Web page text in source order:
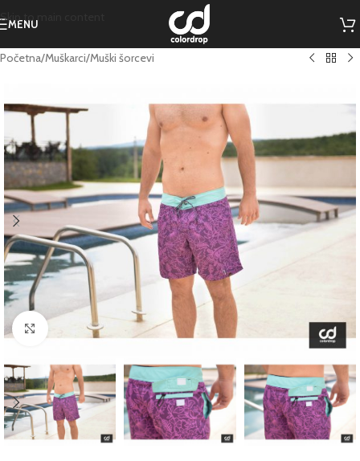
Skip to main content
MENU
Početna/Muškarci/Muški šorcevi
Click to enlarge